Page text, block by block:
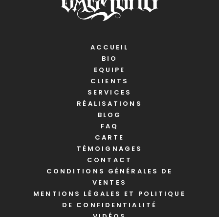
ACCUEIL
BIO
EQUIPE
CLIENTS
SERVICES
RÉALISATIONS
BLOG
FAQ
CARTE
TÉMOIGNAGES
CONTACT
CONDITIONS GÉNÉRALES DE
VENTES
MENTIONS LÉGALES ET POLITIQUE
DE CONFIDENTIALITÉ